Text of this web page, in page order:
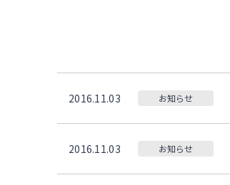
2016.11.03 お知らせ
2016.11.03 お知らせ